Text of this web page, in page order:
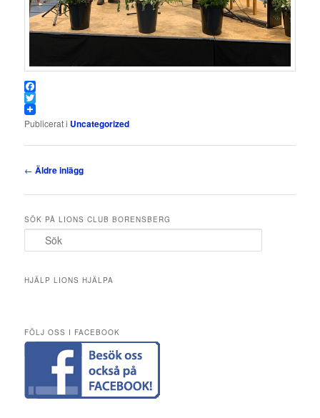
Facebook
Twitter
Publicerat i Uncategorized
Inläggsnavigering
← Äldre inlägg
SÖK PÅ LIONS CLUB BORENSBERG
ö
HJÄLP LIONS HJÄLPA
FÖLJ OSS I FACEBOOK